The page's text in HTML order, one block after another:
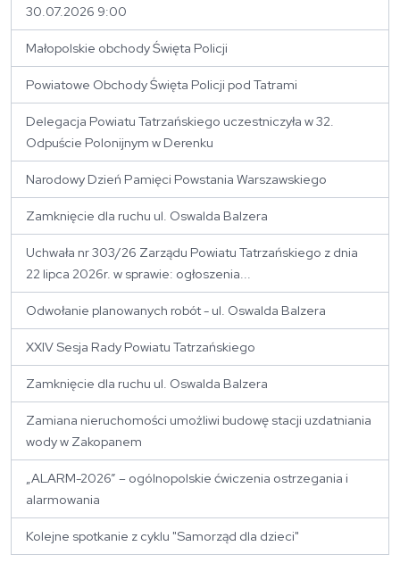
30.07.2026 9:00
Małopolskie obchody Święta Policji
Powiatowe Obchody Święta Policji pod Tatrami
Delegacja Powiatu Tatrzańskiego uczestniczyła w 32.
Odpuście Polonijnym w Derenku
Narodowy Dzień Pamięci Powstania Warszawskiego
Zamknięcie dla ruchu ul. Oswalda Balzera
Uchwała nr 303/26 Zarządu Powiatu Tatrzańskiego z dnia
22 lipca 2026r. w sprawie: ogłoszenia...
Odwołanie planowanych robót - ul. Oswalda Balzera
XXIV Sesja Rady Powiatu Tatrzańskiego
Zamknięcie dla ruchu ul. Oswalda Balzera
Zamiana nieruchomości umożliwi budowę stacji uzdatniania
wody w Zakopanem
„ALARM-2026” – ogólnopolskie ćwiczenia ostrzegania i
alarmowania
Kolejne spotkanie z cyklu "Samorząd dla dzieci"